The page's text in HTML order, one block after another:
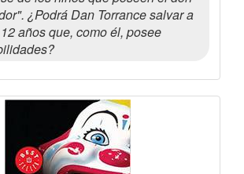
¿Podrá Dan Torrance salvar a
años que, como él, posee